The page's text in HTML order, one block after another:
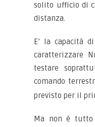
solito ufficio di
distanza.
E’ la capacità
caratterizzare
testare
comando
previsto per il
Ma non è tutto